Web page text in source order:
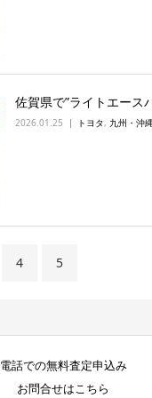
佐賀県で”ライトエース
2026.01.25 トヨタ, 九州・沖
4 5
電話での無料査定申込み
お問合せはこちら